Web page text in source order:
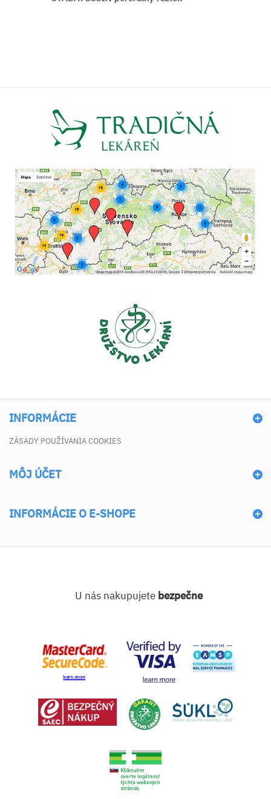
INFORMÁCIE
ZÁSADY POUŽÍVANIA COOKIES
MÔJ ÚČET
INFORMÁCIE O E-SHOPE
U nás nakupujete bezpečne